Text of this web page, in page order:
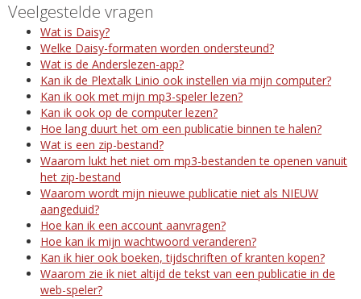
Veelgestelde vragen
Wat is Daisy?
Welke Daisy-formaten worden ondersteund?
Wat is de Anderslezen-app?
Kan ik de Plextalk Linio ook instellen via mijn computer?
Kan ik ook met mijn mp3-speler lezen?
Kan ik ook op de computer lezen?
Hoe lang duurt het om een publicatie binnen te halen?
Wat is een zip-bestand?
Waarom lukt het niet om mp3-bestanden te openen vanuit
het zip-bestand
Waarom wordt mijn nieuwe publicatie niet als NIEUW
aangeduid?
Hoe kan ik een account aanvragen?
Hoe kan ik mijn wachtwoord veranderen?
Kan ik hier ook boeken, tijdschriften of kranten kopen?
Waarom zie ik niet altijd de tekst van een publicatie in de
web-speler?